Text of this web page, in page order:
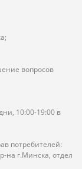
вопросов
10:00-19:00 в
потребителей:
на г.Минска, отдел